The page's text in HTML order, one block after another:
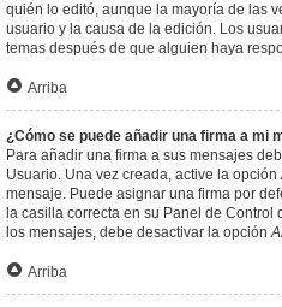
quién lo editó, aunque la mayoría de las
usuario y la causa de la edición. Los
temas después de que alguien haya
Arriba
¿Cómo se puede añadir una firma a mi
Para añadir una firma a sus mensajes
Usuario. Una vez creada, active la opción
mensaje. Puede asignar una firma por
la casilla correcta en su Panel de
los mensajes, debe desactivar la opción
Arriba